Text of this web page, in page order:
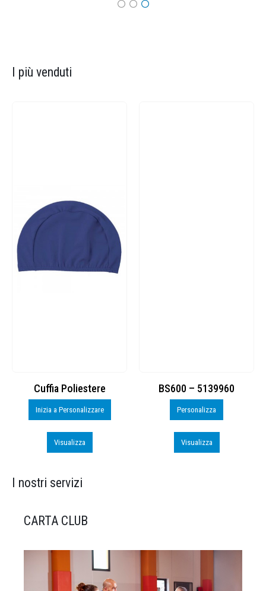
I più venduti
Cuffia Poliestere
Inizia a Personalizzare
Visualizza
BS600 – 5139960
Personalizza
Visualizza
I nostri servizi
CARTA CLUB